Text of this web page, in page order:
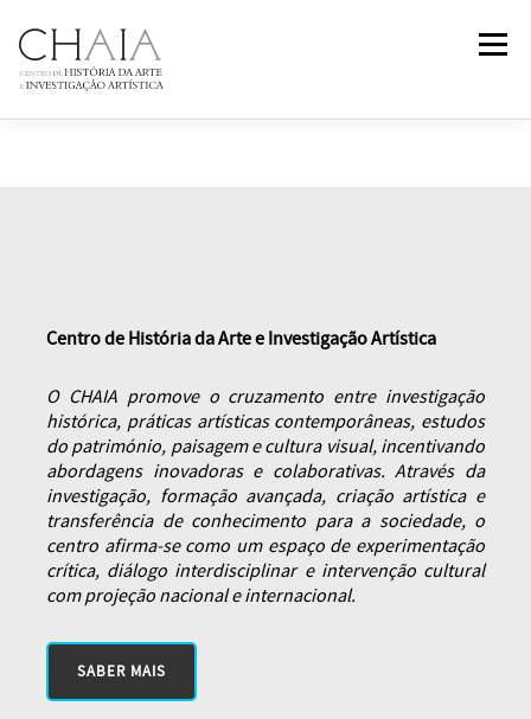
para
conteúdo
Menu
Centro de História da Arte e Investigação Artística
O CHAIA promove o cruzamento entre investigação
histórica, práticas artísticas contemporâneas, estudos
do património, paisagem e cultura visual, incentivando
abordagens inovadoras e colaborativas. Através da
investigação, formação avançada, criação artística e
transferência de conhecimento para a sociedade, o
centro afirma-se como um espaço de experimentação
crítica, diálogo interdisciplinar e intervenção cultural
com projeção nacional e internacional.
SABER MAIS